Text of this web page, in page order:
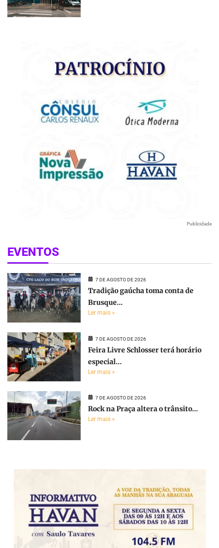
Publicidade
EVENTOS
7 DE AGOSTO DE 2026
Tradição gaúcha toma conta de
Brusque...
Ler mais »
7 DE AGOSTO DE 2026
Feira Livre Schlosser terá horário
especial...
Ler mais »
7 DE AGOSTO DE 2026
Rock na Praça altera o trânsito...
Ler mais »